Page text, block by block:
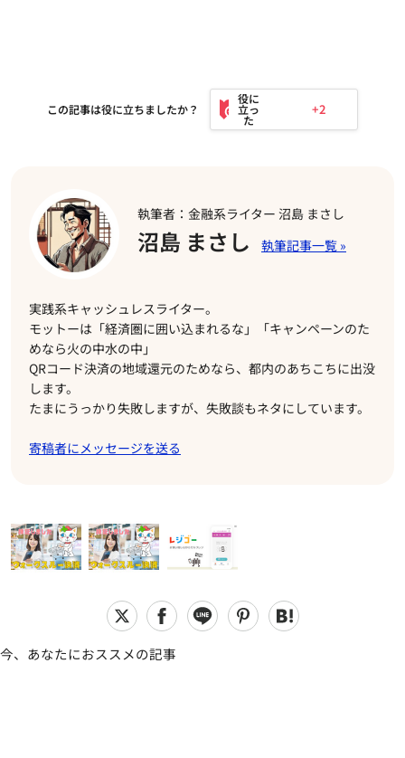
この記事は役に立ちましたか？ +2
執筆者：金融系ライター 沼島 まさし
沼島 まさし
実践系キャッシュレスライター。
モットーは「経済圏に囲い込まれるな」「キャンペーンのた
めなら火の中水の中」
QRコード決済の地域還元のためなら、都内のあちこちに出没
します。
たまにうっかり失敗しますが、失敗談もネタにしています。
寄稿者にメッセージを送る
今、あなたにおススメの記事